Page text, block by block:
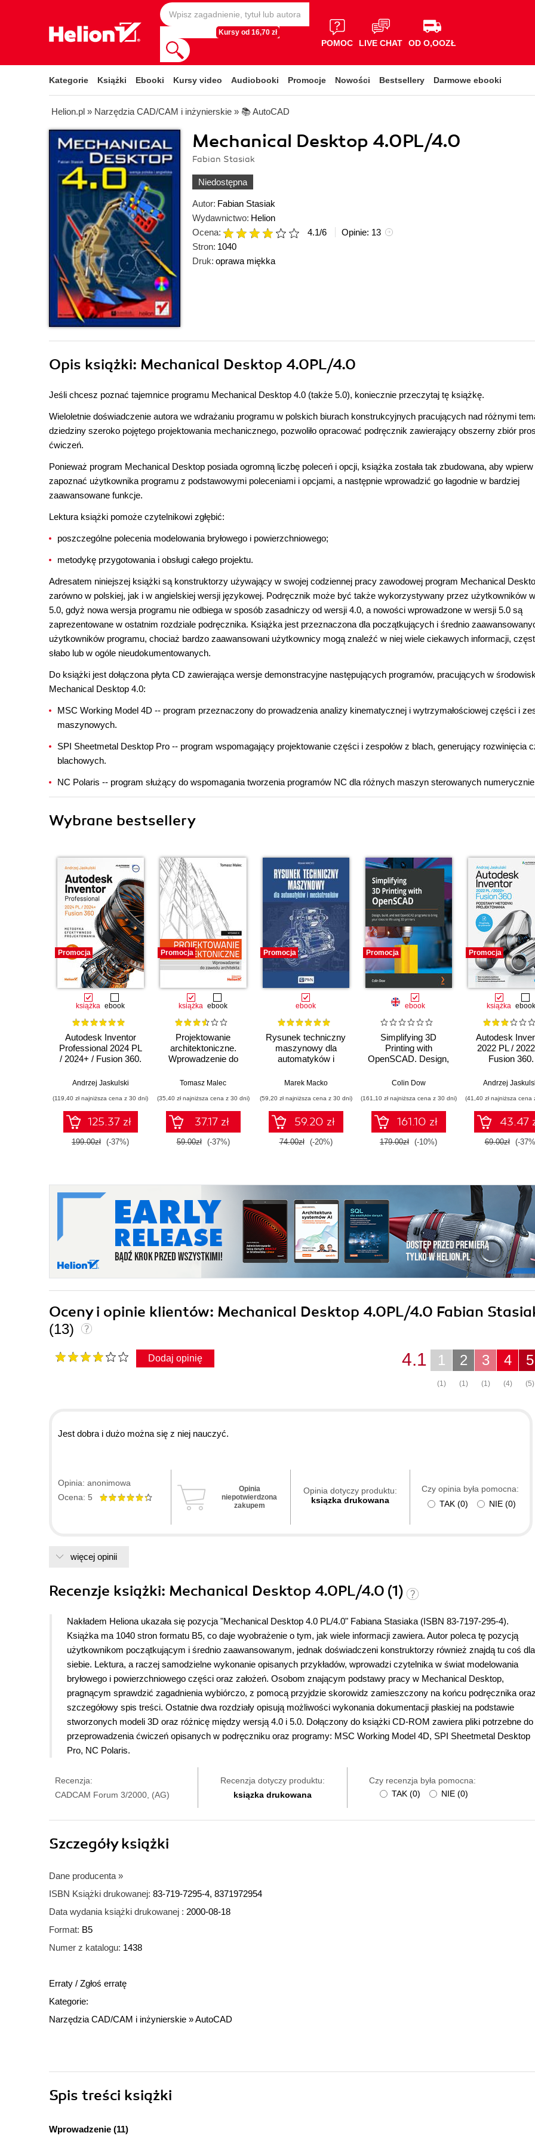
Kursy od 16,70 zł
POMOC LIVE CHAT OD O,OOZŁ
Kategorie Książki Ebooki Kursy video Audiobooki Promocje Nowości Bestsellery Darmowe ebooki
Helion.pl » Narzędzia CAD/CAM i inżynierskie » 📚 AutoCAD
Mechanical Desktop 4.0PL/4.0
Fabian Stasiak
Niedostępna
Autor: Fabian Stasiak
Wydawnictwo: Helion
Ocena:
4.1/6 Opinie: 13
Stron: 1040
Druk: oprawa miękka
Opis książki: Mechanical Desktop 4.0PL/4.0
Jeśli chcesz poznać tajemnice programu Mechanical Desktop 4.0 (także 5.0), koniecznie przeczytaj tę książkę.
Wieloletnie doświadczenie autora we wdrażaniu programu w polskich biurach konstrukcyjnych pracujących nad różnymi
dziedziny szeroko pojętego projektowania mechanicznego, pozwoliło opracować podręcznik zawierający obszerny zbiór
ćwiczeń.
Ponieważ program Mechanical Desktop posiada ogromną liczbę poleceń i opcji, książka została tak zbudowana, aby wpierw
zapoznać użytkownika programu z podstawowymi poleceniami i opcjami, a następnie wprowadzić go łagodnie w bardziej
zaawansowane funkcje.
Lektura książki pomoże czytelnikowi zgłębić:
poszczególne polecenia modelowania bryłowego i powierzchniowego;
metodykę przygotowania i obsługi całego projektu.
Adresatem niniejszej książki są konstruktorzy używający w swojej codziennej pracy zawodowej program Mechanical
zarówno w polskiej, jak i w angielskiej wersji językowej. Podręcznik może być także wykorzystywany przez użytkowników
5.0, gdyż nowa wersja programu nie odbiega w sposób zasadniczy od wersji 4.0, a nowości wprowadzone w wersji 5.0 są
zaprezentowane w ostatnim rozdziale podręcznika. Książka jest przeznaczona dla początkujących i średnio
użytkowników programu, chociaż bardzo zaawansowani użytkownicy mogą znaleźć w niej wiele ciekawych informacji,
słabo lub w ogóle nieudokumentowanych.
Do książki jest dołączona płyta CD zawierająca wersje demonstracyjne następujących programów, pracujących w
Mechanical Desktop 4.0:
MSC Working Model 4D -- program przeznaczony do prowadzenia analizy kinematycznej i wytrzymałościowej części i
maszynowych.
SPI Sheetmetal Desktop Pro -- program wspomagający projektowanie części i zespołów z blach, generujący rozwinięcia
blachowych.
NC Polaris -- program służący do wspomagania tworzenia programów NC dla różnych maszyn sterowanych
Wybrane bestsellery
Promocja
książka ebook
Autodesk Inventor
Professional 2024 PL
/ 2024+ / Fusion 360.
efektywnego
Andrzej Jaskulski
(119,40 zł najniższa cena z 30 dni)
125.37 zł
199.00zł (-37%)
Promocja
książka ebook
Projektowanie
architektoniczne.
Wprowadzenie do
Wydanie III
Tomasz Malec
(35,40 zł najniższa cena z 30 dni)
37.17 zł
59.00zł (-37%)
Promocja
ebook
Rysunek techniczny
maszynowy dla
automatyków i
Marek Macko
(59,20 zł najniższa cena z 30 dni)
59.20 zł
74.00zł (-20%)
Promocja
ebook
Simplifying 3D
Printing with
OpenSCAD. Design,
OpenSCAD
your ideas to life
using 3D printers
Colin Dow
(161,10 zł najniższa cena z 30 dni)
161.10 zł
179.00zł (-10%)
Promocja
książka ebook
Autodesk
2022 PL /
Fusion 360.
Andrzej
(41,40 zł najniższa cena
43.47
69.00zł (-
Oceny i opinie klientów: Mechanical Desktop 4.0PL/4.0 Fabian
(13)
Dodaj opinię 5
(5)
4
(4)
3
(1)
2
(1)
1
(1)
4.1
Jest dobra i dużo można się z niej nauczyć.
Opinia: anonimowa
Ocena: 5
Opinia
niepotwierdzona
zakupem
Opinia dotyczy produktu:
ksiązka drukowana
Czy opinia była pomocna:
TAK (0) NIE (0)
więcej opinii
Recenzje książki: Mechanical Desktop 4.0PL/4.0 (1)
Nakładem Heliona ukazała się pozycja "Mechanical Desktop 4.0 PL/4.0" Fabiana Stasiaka (ISBN 83-7197-295-4).
Książka ma 1040 stron formatu B5, co daje wyobrażenie o tym, jak wiele informacji zawiera. Autor poleca tę pozycją
użytkownikom początkującym i średnio zaawansowanym, jednak doświadczeni konstruktorzy również znajdą tu coś dla
siebie. Lektura, a raczej samodzielne wykonanie opisanych przykładów, wprowadzi czytelnika w świat modelowania
bryłowego i powierzchniowego części oraz założeń. Osobom znającym podstawy pracy w Mechanical Desktop,
pragnącym sprawdzić zagadnienia wybiórczo, z pomocą przyjdzie skorowidz zamieszczony na końcu podręcznika oraz
szczegółowy spis treści. Ostatnie dwa rozdziały opisują możliwości wykonania dokumentacji płaskiej na podstawie
stworzonych modeli 3D oraz różnicę między wersją 4.0 i 5.0. Dołączony do książki CD-ROM zawiera pliki potrzebne do
przeprowadzenia ćwiczeń opisanych w podręczniku oraz programy: MSC Working Model 4D, SPI Sheetmetal Desktop
Pro, NC Polaris.
Recenzja:
CADCAM Forum 3/2000, (AG)
Recenzja dotyczy produktu:
ksiązka drukowana
Czy recenzja była pomocna:
TAK (0) NIE (0)
Szczegółyksiążki
Dane producenta »
ISBN Książki drukowanej: 83-719-7295-4, 8371972954
Data wydania książki drukowanej : 2000-08-18
Format: B5
Numer z katalogu: 1438
Erraty / Zgłoś erratę
Kategorie:
Narzędzia CAD/CAM i inżynierskie »AutoCAD
Spis treści książki
Wprowadzenie (11)